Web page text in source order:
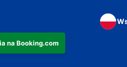
na Booking.com